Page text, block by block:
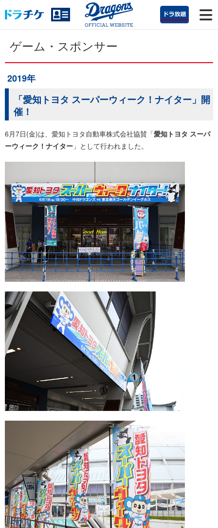
ゲーム・スポンサー
2019年
「愛知トヨタ スーパーウィーク！ナイター」開
催！
6月7日(金)は、愛知トヨタ自動車株式会社協賛「愛知トヨタ スーパ
ーウィーク！ナイター 」として行われました。